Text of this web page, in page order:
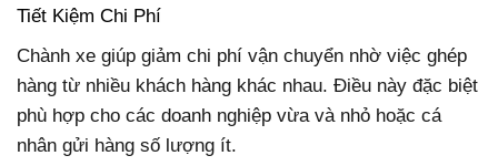
Tiết Kiệm Chi Phí
Chành xe giúp giảm chi phí vận chuyển nhờ việc ghép
hàng từ nhiều khách hàng khác nhau. Điều này đặc biệt
phù hợp cho các doanh nghiệp vừa và nhỏ hoặc cá
nhân gửi hàng số lượng ít.